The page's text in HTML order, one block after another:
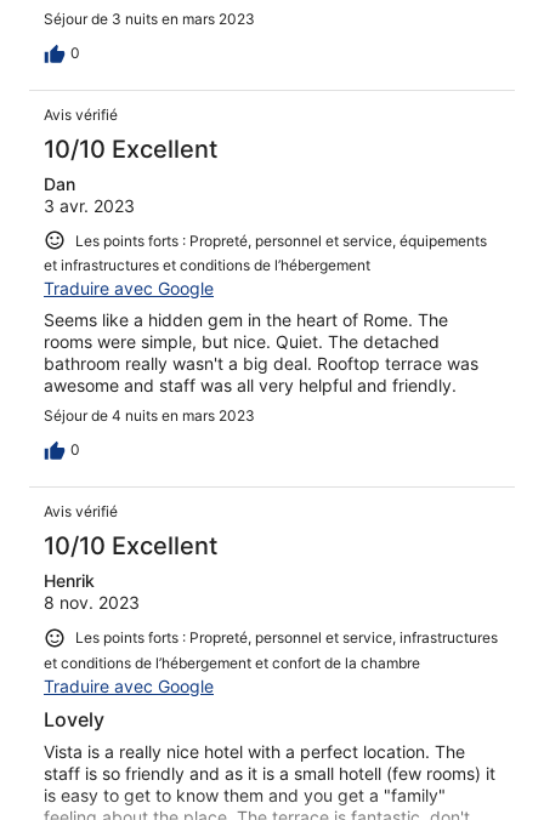
Séjour de 3 nuits en mars 2023
0
Avis vérifié
10/10 Excellent
Dan
3 avr. 2023
Les points forts : Propreté, personnel et service, équipements
et infrastructures et conditions de l’hébergement
Traduire avec Google
Seems like a hidden gem in the heart of Rome. The
rooms were simple, but nice. Quiet. The detached
bathroom really wasn't a big deal. Rooftop terrace was
awesome and staff was all very helpful and friendly.
Séjour de 4 nuits en mars 2023
0
Avis vérifié
10/10 Excellent
Henrik
8 nov. 2023
Les points forts : Propreté, personnel et service, infrastructures
et conditions de l’hébergement et confort de la chambre
Traduire avec Google
Lovely
Vista is a really nice hotel with a perfect location. The
staff is so friendly and as it is a small hotell (few rooms) it
is easy to get to know them and you get a "family"